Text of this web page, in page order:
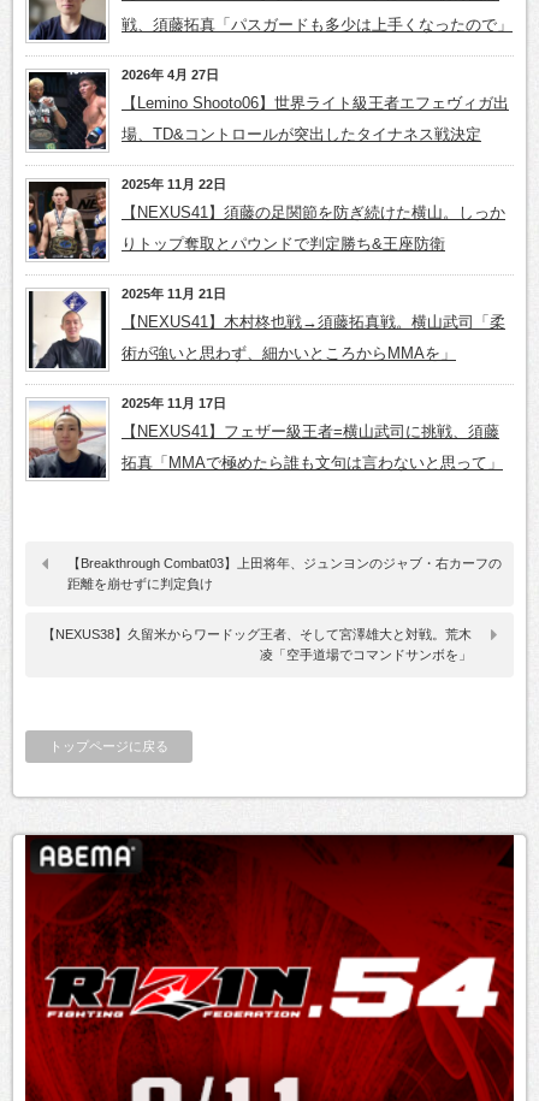
戦、須藤拓真「パスガードも多少は上手くなったので」
2026年 4月 27日
【Lemino Shooto06】世界ライト級王者エフェヴィガ出
場、TD&コントロールが突出したタイナネス戦決定
2025年 11月 22日
【NEXUS41】須藤の足関節を防ぎ続けた横山。しっか
りトップ奪取とパウンドで判定勝ち&王座防衛
2025年 11月 21日
【NEXUS41】木村柊也戦→須藤拓真戦。横山武司「柔
術が強いと思わず、細かいところからMMAを」
2025年 11月 17日
【NEXUS41】フェザー級王者=横山武司に挑戦、須藤
拓真「MMAで極めたら誰も文句は言わないと思って」
【Breakthrough Combat03】上田将年、ジュンヨンのジャブ・右カーフの
距離を崩せずに判定負け
【NEXUS38】久留米からワードッグ王者、そして宮澤雄大と対戦。荒木
凌「空手道場でコマンドサンボを」
トップページに戻る